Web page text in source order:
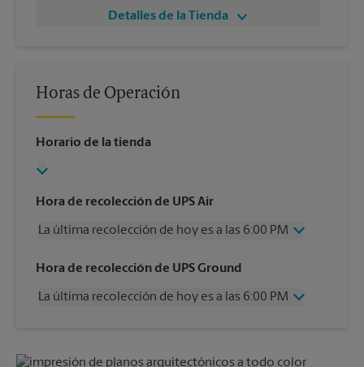
Detalles de la Tienda
Horas de Operación
Horario de la tienda
Hora de recolección de UPS Air
La última recolección de hoy es a las 6:00 PM
Miércoles
6:00 PM
Viernes
6:00 PM
Lunes
Hora de recolección de UPS Ground
La última recolección de hoy es a las 6:00 PM